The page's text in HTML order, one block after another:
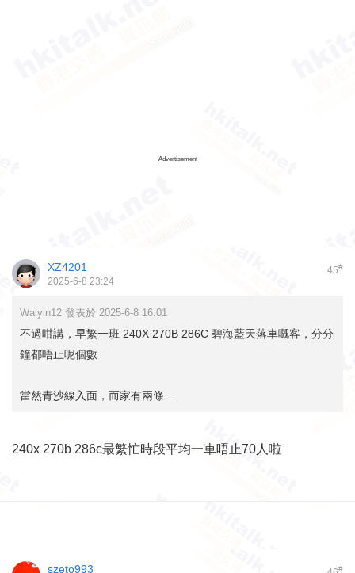
Advertisement
45#
XZ4201
2025-6-8 23:24
Waiyin12 發表於 2025-6-8 16:01
不過咁講，早繁一班 240X 270B 286C 碧海藍天落車嘅客，分分
鐘都唔止呢個數
當然青沙線入面，而家有兩條 ...
240x 270b 286c最繁忙時段平均一車唔止70人啦
#
szeto993